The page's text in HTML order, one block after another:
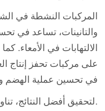
المركبات النشطة في
والتانينات، تساعد في
الالتهابات في الأمعاء.
على مركبات تحفز إنتاج
في تحسين عملية الهضم
.لتحقيق أفضل النتائج،